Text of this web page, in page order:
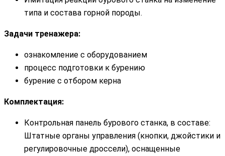
типа и состава горной породы.
Задачи тренажера:
ознакомление с оборудованием
процесс подготовки к бурению
бурение с отбором керна
Комплектация:
Контрольная панель бурового станка, в составе:
Штатные органы управления (кнопки, джойстики и
регулировочные дроссели), оснащенные